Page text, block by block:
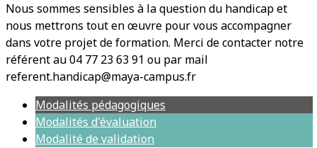
Nous sommes sensibles à la question du handicap et
nous mettrons tout en œuvre pour vous accompagner
dans votre projet de formation. Merci de contacter notre
référent au 04 77 23 63 91 ou par mail
referent.handicap@maya-campus.fr
Modalités pédagogiques
Modalités d'évaluation
Modalité de validation